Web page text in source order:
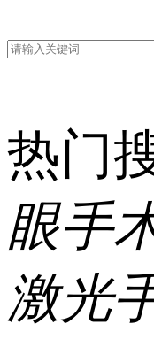
热门
眼手
激光